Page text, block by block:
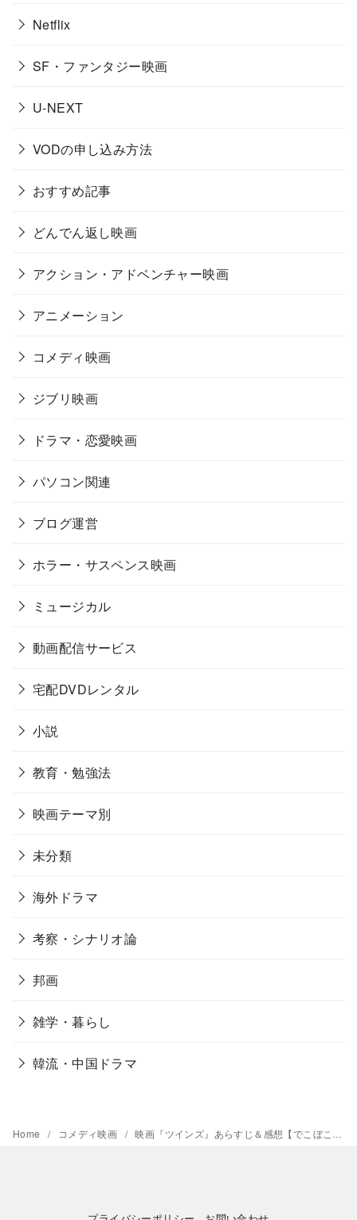
Netflix
SF・ファンタジー映画
U-NEXT
VODの申し込み方法
おすすめ記事
どんでん返し映画
アクション・アドベンチャー映画
アニメーション
コメディ映画
ジブリ映画
ドラマ・恋愛映画
パソコン関連
ブログ運営
ホラー・サスペンス映画
ミュージカル
動画配信サービス
宅配DVDレンタル
小説
教育・勉強法
映画テーマ別
未分類
海外ドラマ
考察・シナリオ論
邦画
雑学・暮らし
韓流・中国ドラマ
Home コメディ映画 映画『ツインズ』あらすじ＆感想【でこぼこ兄弟の家族愛に,笑って泣ける】